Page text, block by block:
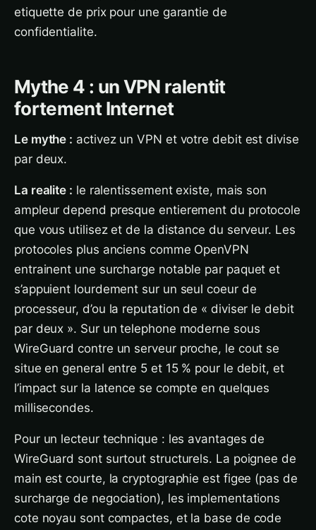
etiquette de prix pour une garantie de
confidentialite.
Mythe 4 : un VPN ralentit
fortement Internet
Le mythe : activez un VPN et votre debit est divise
par deux.
La realite : le ralentissement existe, mais son
ampleur depend presque entierement du protocole
que vous utilisez et de la distance du serveur. Les
protocoles plus anciens comme OpenVPN
entrainent une surcharge notable par paquet et
s’appuient lourdement sur un seul coeur de
processeur, d’ou la reputation de « diviser le debit
par deux ». Sur un telephone moderne sous
WireGuard contre un serveur proche, le cout se
situe en general entre 5 et 15 % pour le debit, et
l’impact sur la latence se compte en quelques
millisecondes.
Pour un lecteur technique : les avantages de
WireGuard sont surtout structurels. La poignee de
main est courte, la cryptographie est figee (pas de
surcharge de negociation), les implementations
cote noyau sont compactes, et la base de code